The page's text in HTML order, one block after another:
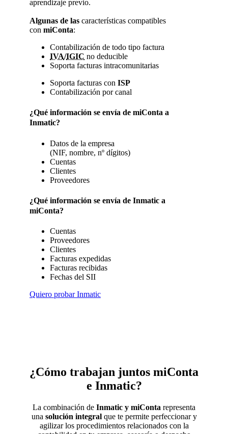
aprendizaje previo.
Algunas de las características compatibles
con miConta:
Contabilización de todo tipo factura
IVA/IGIC no deducible
Soporta facturas intracomunitarias
Soporta facturas con ISP
Contabilización por canal
¿Qué información se envía de miConta a
Inmatic?
Datos de la empresa
(NIF, nombre, nº dígitos)
Cuentas
Clientes
Proveedores
¿Qué información se envía de Inmatic a
miConta?
Cuentas
Proveedores
Clientes
Facturas expedidas
Facturas recibidas
Fechas del SII
Quiero probar Inmatic
¿Cómo trabajan juntos miConta
e Inmatic?
La combinación de Inmatic y miConta representa
una solución integralque te permite perfeccionar y
agilizar los procedimientos relacionados con la